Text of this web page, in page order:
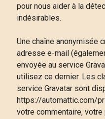
pour nous aider à la
indésirables.
Une chaîne anonymisée
adresse e-mail
envoyée au service
utilisez ce dernier. Les
service Gravatar sont
https://automattic.com/
votre commentaire,